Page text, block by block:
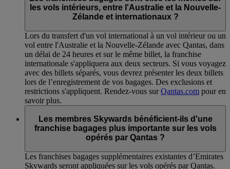
les vols intérieurs, entre l'Australie et la Nouvelle-
Zélande et internationaux ?
Lors du transfert d'un vol international à un vol intérieur ou un
vol entre l'Australie et la Nouvelle-Zélande avec Qantas, dans
un délai de 24 heures et sur le même billet, la franchise
internationale s'appliquera aux deux secteurs. Si vous voyagez
avec des billets séparés, vous devrez présenter les deux billets
lors de l’enregistrement de vos bagages. Des exclusions et
restrictions s'appliquent. Rendez-vous surQantas.com pour en
savoir plus.
Les membres Skywards bénéficient-ils d'une
franchise bagages plus importante sur les vols
opérés par Qantas ?
Les franchises bagages supplémentaires existantes d’Emirates
Skywards seront appliquées sur les vols opérés par Qantas.